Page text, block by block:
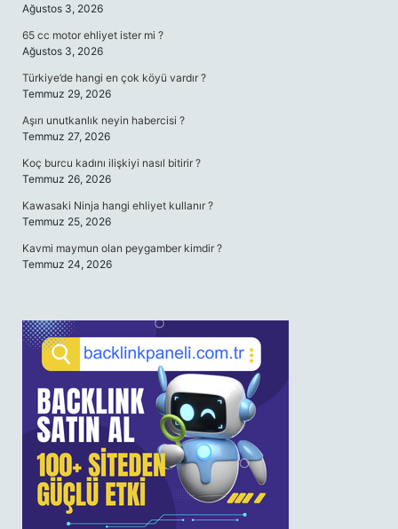
Ağustos 3, 2026
65 cc motor ehliyet ister mi ?
Ağustos 3, 2026
Türkiye’de hangi en çok köyü vardır ?
Temmuz 29, 2026
Aşırı unutkanlık neyin habercisi ?
Temmuz 27, 2026
Koç burcu kadını ilişkiyi nasıl bitirir ?
Temmuz 26, 2026
Kawasaki Ninja hangi ehliyet kullanır ?
Temmuz 25, 2026
Kavmi maymun olan peygamber kimdir ?
Temmuz 24, 2026